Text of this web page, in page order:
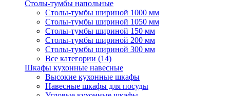
Столы-тумбы напольные
Столы-тумбы шириной 1000 мм
Столы-тумбы шириной 1050 мм
Столы-тумбы шириной 150 мм
Столы-тумбы шириной 200 мм
Столы-тумбы шириной 300 мм
Все категории (14)
Шкафы кухонные навесные
Высокие кухонные шкафы
Навесные шкафы для посуды